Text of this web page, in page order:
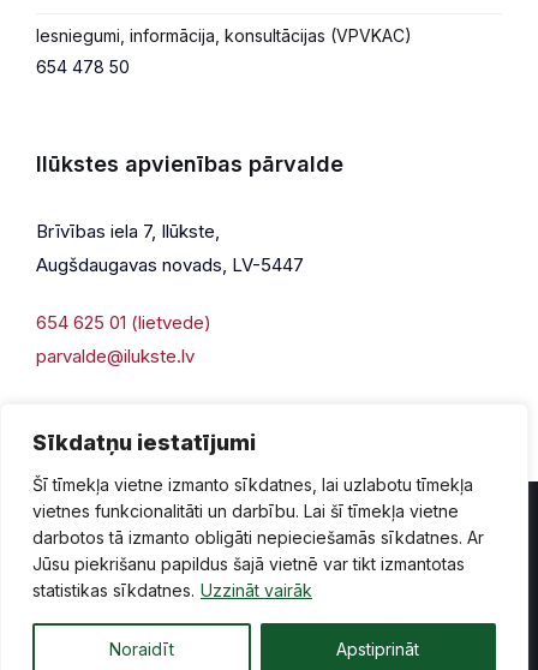
Sīkdatņu iestatījumi
Šī tīmekļa vietne izmanto sīkdatnes, lai uzlabotu tīmekļa
vietnes funkcionalitāti un darbību. Lai šī tīmekļa vietne
darbotos tā izmanto obligāti nepieciešamās sīkdatnes. Ar
Jūsu piekrišanu papildus šajā vietnē var tikt izmantotas
statistikas sīkdatnes. Uzzināt vairāk
Noraidīt Apstiprināt
Iesniegumi, informācija, konsultācijas (VPVKAC)
654 478 50
Ilūkstes apvienības pārvalde
Brīvības iela 7, Ilūkste,
Augšdaugavas novads, LV-5447
654 625 01 (lietvede)
parvalde@ilukste.lv
Privātuma politika Piekļūstamība
Lapas karte
© 2026 Ilūkste, publicētā satura visas tiesības aizsargātas.